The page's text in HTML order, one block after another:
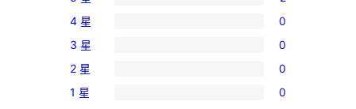
2
個
5
星
使
0
個
4
星
4 星 0
0
個
3
3 星 0
0
個
2 星 0
0
1 星 0